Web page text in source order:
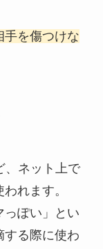
手を傷つけな
、ネット上で
れます。
っぽい」とい
する際に使わ